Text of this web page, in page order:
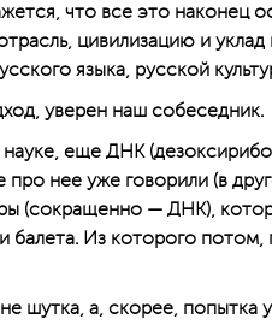
что все это наконец
цивилизацию и
языка, русской
уверен наш собеседник.
еще ДНК
про нее уже говорили (в
(сокращенно — ДНК),
балета. Из которого
шутка, а, скорее, попытка